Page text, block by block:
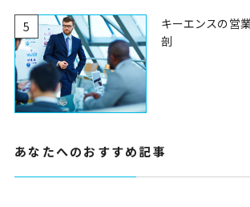
5
キーエンスの営
剖
あなたへのおすすめ記事